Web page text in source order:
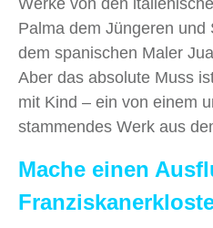
Palma dem Jüngeren und
dem spanischen Maler
Aber das absolute Muss
mit Kind – ein von einem
stammendes Werk aus
Mache einen